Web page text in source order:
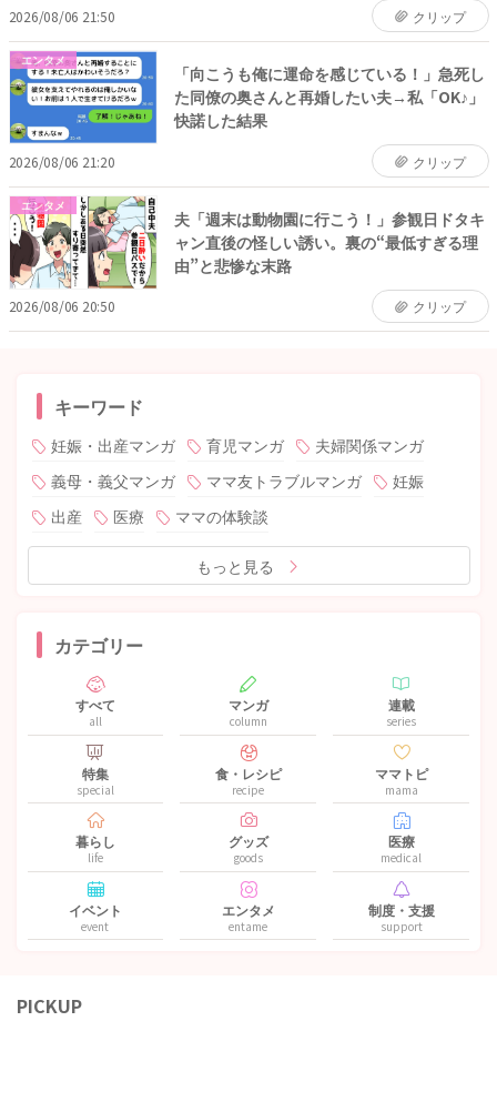
2026/08/06 21:50 クリップ
エンタメ
「向こうも俺に運命を感じている！」急死し
た同僚の奥さんと再婚したい夫→私「OK♪」
快諾した結果
2026/08/06 21:20 クリップ
エンタメ
夫「週末は動物園に行こう！」参観日ドタキ
ャン直後の怪しい誘い。裏の“最低すぎる理
由”と悲惨な末路
2026/08/06 20:50 クリップ
キーワード
妊娠・出産マンガ 育児マンガ
夫婦関係マンガ
義母・義父マンガ
ママ友トラブルマンガ
妊娠
出産
医療 ママの体験談
もっと見る
カテゴリー
すべて
all
マンガ
column
連載
series
特集
special
食・レシピ
recipe
ママトピ
mama
暮らし
life
グッズ
goods
医療
medical
イベント
event
エンタメ
entame
制度・支援
support
PICKUP